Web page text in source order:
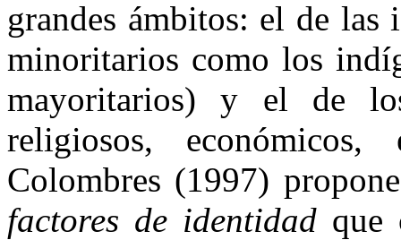
grandes ámbitos: el de las
minoritarios como los
mayoritarios) y el de
religiosos,
Colombres (1997)
factores de identidad que